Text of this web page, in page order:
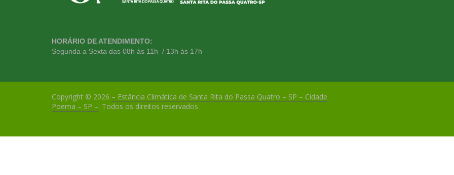
HORÁRIO DE ATENDIMENTO:
Segunda a Sexta das 08h às 11h / 13h às 17h
Copyright © 2026 – Estância Climática de Santa Rita do Passa Quatro – SP – Cidade
Poema – SP –. Todos os direitos reservados.